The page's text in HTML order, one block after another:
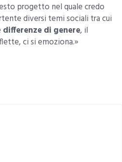
progetto nel quale credo
diversi temi sociali tra cui
differenze di genere, il
ci si emoziona.»